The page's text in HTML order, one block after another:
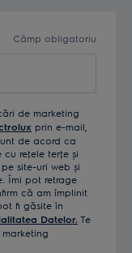
Câmp obligatoriu
de marketing
prin e-mail,
de acord ca
reţele terţe și
site-uri web și
Îmi pot retrage
că am împlinit
fi găsite în
Datelor. Te